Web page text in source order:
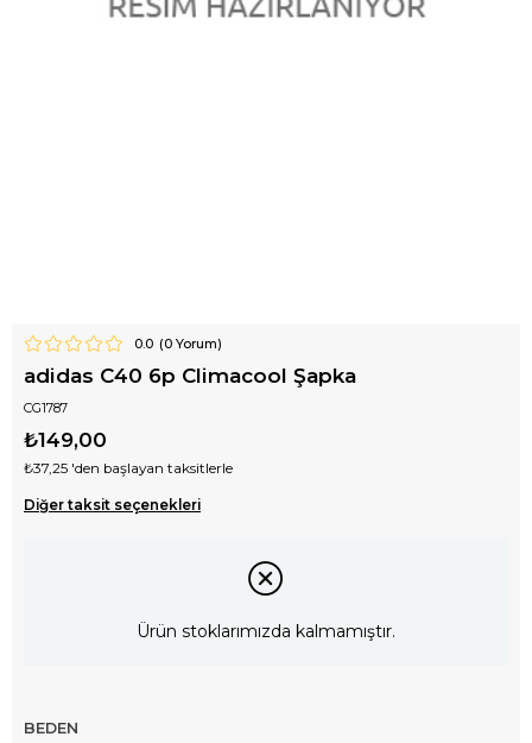
0.0 (0Yorum)
adidas C40 6p Climacool Şapka
CG1787
₺149,00
₺37,25 'den başlayan taksitlerle
Diğer taksit seçenekleri
Ürün stoklarımızda kalmamıştır.
BEDEN